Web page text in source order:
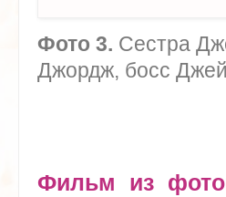
Фото 3. Сестра
Джордж, босс
Фильм из